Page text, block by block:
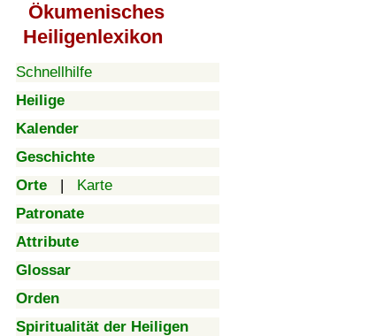
Ökumenisches
Heiligenlexikon
Schnellhilfe
Heilige
Kalender
Geschichte
Orte | Karte
Patronate
Attribute
Glossar
Orden
Spiritualität der Heiligen